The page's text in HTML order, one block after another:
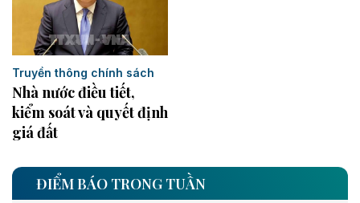
Truyền thông chính sách
Nhà nước điều tiết,
kiểm soát và quyết định
giá đất
ĐIỂM BÁO TRONG TUẦN